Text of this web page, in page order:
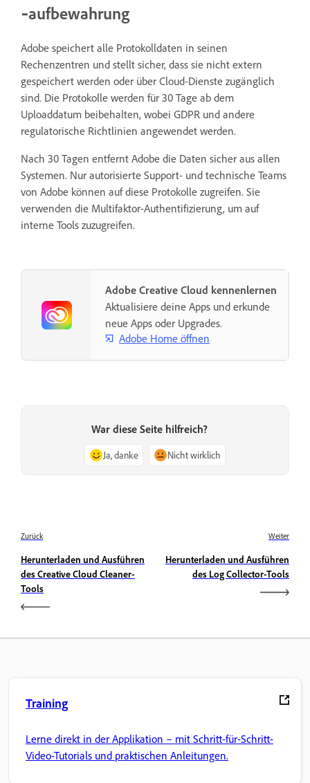
‑aufbewahrung
Adobe speichert alle Protokolldaten in seinen
Rechenzentren und stellt sicher, dass sie nicht extern
gespeichert werden oder über Cloud-Dienste zugänglich
sind. Die Protokolle werden für 30 Tage ab dem
Uploaddatum beibehalten, wobei GDPR und andere
regulatorische Richtlinien angewendet werden.
Nach 30 Tagen entfernt Adobe die Daten sicher aus allen
Systemen. Nur autorisierte Support- und technische Teams
von Adobe können auf diese Protokolle zugreifen. Sie
verwenden die Multifaktor-Authentifizierung, um auf
interne Tools zuzugreifen.
Adobe Creative Cloud kennenlernen
Aktualisiere deine Apps und erkunde
neue Apps oder Upgrades.
Adobe Home öffnen
War diese Seite hilfreich?
Ja, danke Nicht wirklich
Zurück
Herunterladen und Ausführen
des Creative Cloud Cleaner-
Tools
Weiter
Herunterladen und Ausführen
des Log Collector-Tools
Training
Lerne direkt in der Applikation – mit Schritt-für-Schritt-
Video-Tutorials und praktischen Anleitungen.